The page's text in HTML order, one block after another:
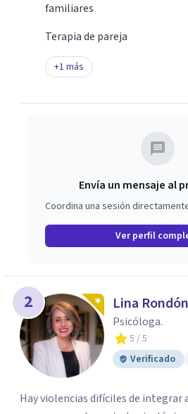
familiares
Terapia de pareja
+1 más
Envía un mensaje al
Coordina una sesión
Ver perfil
2 Lina
Psicóloga.
5 / 5
Verificado
Hay violencias difíciles de integrar